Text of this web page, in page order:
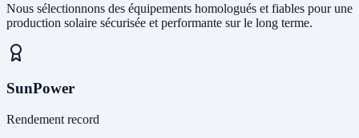
Nous sélectionnons des équipements homologués et fiables pour une
production solaire sécurisée et performante sur le long terme.
SunPower
Rendement record